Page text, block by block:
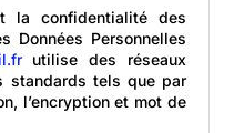
la confidentialité des
Données Personnelles
utilise des réseaux
standards tels que par
l’encryption et mot de